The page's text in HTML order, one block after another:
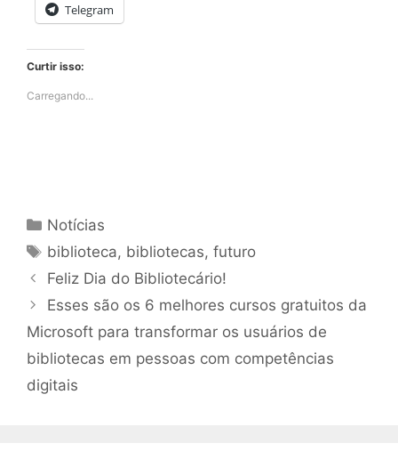
Telegram
Curtir isso:
Carregando...
Categorias
Notícias
Tags
biblioteca, bibliotecas,futuro
Feliz Dia do Bibliotecário!
Esses são os 6 melhores cursos gratuitos da
Microsoft para transformar os usuários de
bibliotecas em pessoas com competências
digitais